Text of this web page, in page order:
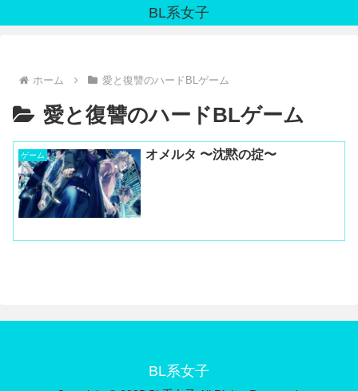
BL系女子
ホーム 愛と復讐のハードBLゲーム
愛と復讐のハードBLゲーム
ゲーム オメルタ 〜沈黙の掟〜
BL系女子